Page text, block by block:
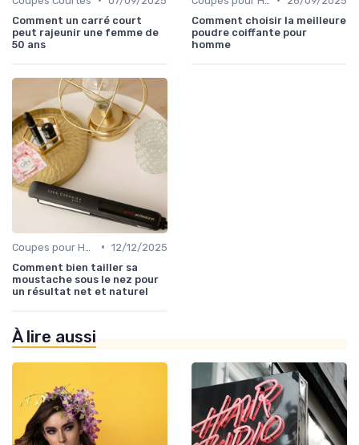
Comment un carré court
peut rajeunir une femme de
50 ans
Comment choisir la meilleure
poudre coiffante pour
homme
• 12/12/2025
Comment bien tailler sa
moustache sous le nez pour
un résultat net et naturel
À lire aussi